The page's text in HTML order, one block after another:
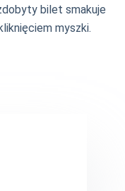
bilet smakuje
myszki.